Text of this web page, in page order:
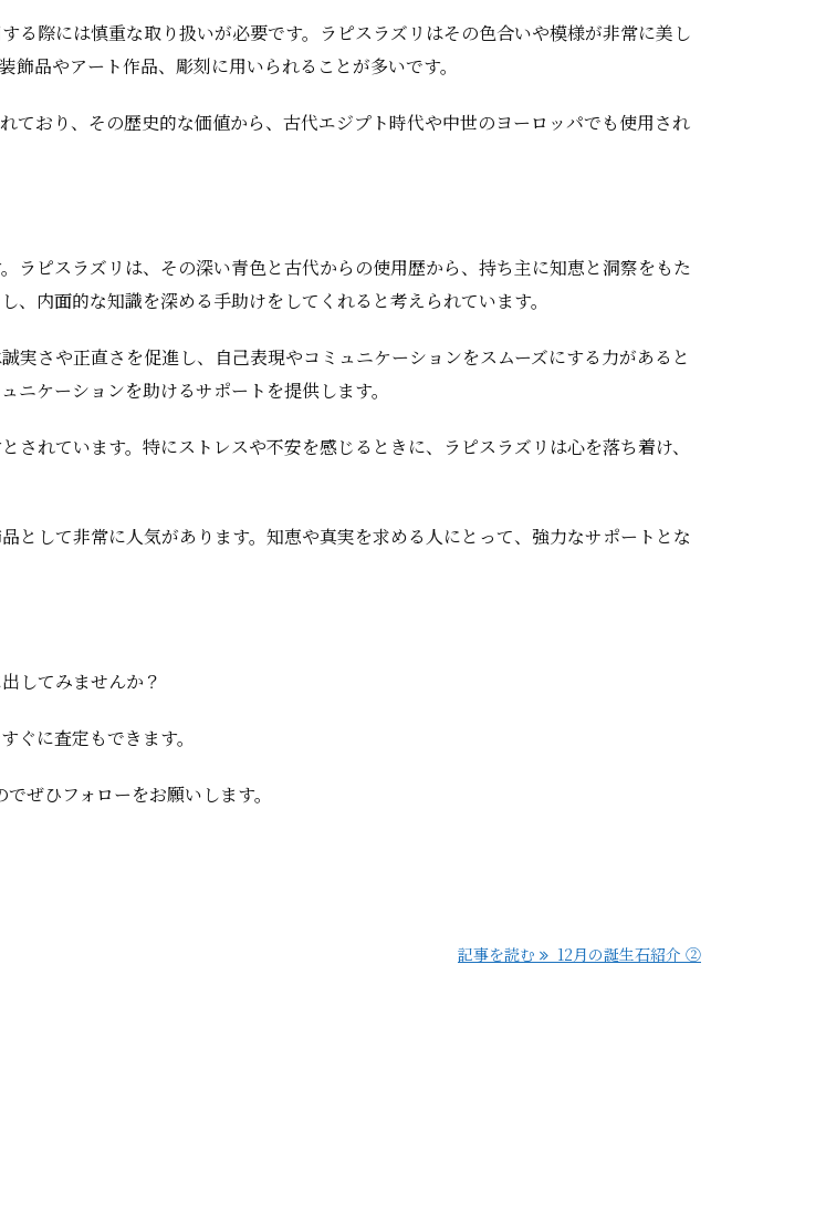
る際には慎重な取り扱いが必要です。ラピスラズリはその色合いや模様が非常に美し
品やアート作品、彫刻に用いられることが多いです。
ており、その歴史的な価値から、古代エジプト時代や中世のヨーロッパでも使用され
ラピスラズリは、その深い青色と古代からの使用歴から、持ち主に知恵と洞察をもた
内面的な知識を深める手助けをしてくれると考えられています。
実さや正直さを促進し、自己表現やコミュニケーションをスムーズにする力があると
ケーションを助けるサポートを提供します。
されています。特にストレスや不安を感じるときに、ラピスラズリは心を落ち着け、
として非常に人気があります。知恵や真実を求める人にとって、強力なサポートとな
してみませんか？
ぐに査定もできます。
ぜひフォローをお願いします。
記事を読む 12月の誕生石紹介 ②